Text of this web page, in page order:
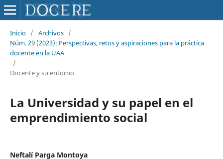
Inicio / Archivos /
Núm. 29 (2023): Perspectivas, retos y aspiraciones para la práctica
docente en la UAA
/
Docente y su entorno
La Universidad y su papel en el
emprendimiento social
Neftalí Parga Montoya